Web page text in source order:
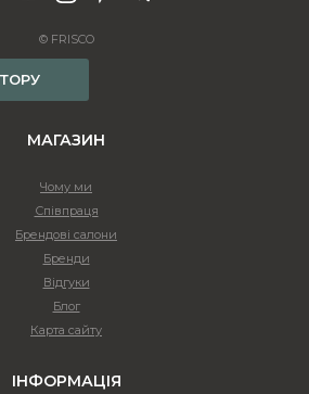
© FRISCO
МАГАЗИН
Чому ми
Співпраця
Брендові салони
Бренди
Відгуки
Блог
Карта сайту
ІНФОРМАЦІЯ